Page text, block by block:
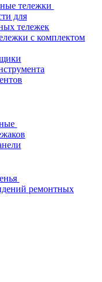
тележки
для
тележек
с комплектом
ремонтных